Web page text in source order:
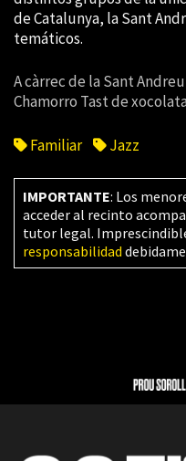
de Catalunya, la Sant
temáticos.
A càrrec de la Sant
Chamorro Tast de
Familiar Jazz
IMPORTANTE: Los
acceder al recinto
tutor legal.
responsabilidad